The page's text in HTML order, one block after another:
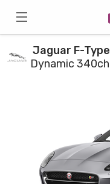
Jaguar F-Type
Dynamic 340ch